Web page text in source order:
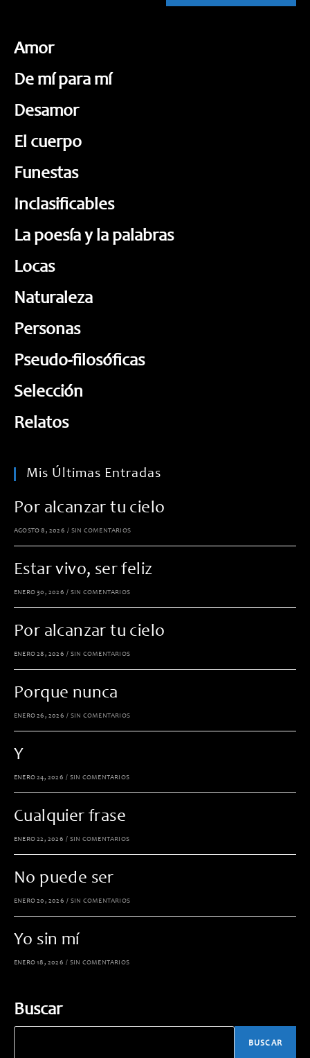
Amor
De mí para mí
Desamor
El cuerpo
Funestas
Inclasificables
La poesía y la palabras
Locas
Naturaleza
Personas
Pseudo-filosóficas
Selección
Relatos
Mis Últimas Entradas
Por alcanzar tu cielo
AGOSTO 8, 2026 / SIN COMENTARIOS
Estar vivo, ser feliz
ENERO 30, 2026 / SIN COMENTARIOS
Por alcanzar tu cielo
ENERO 28, 2026 / SIN COMENTARIOS
Porque nunca
ENERO 26, 2026 / SIN COMENTARIOS
Y
ENERO 24, 2026 / SIN COMENTARIOS
Cualquier frase
ENERO 22, 2026 / SIN COMENTARIOS
No puede ser
ENERO 20, 2026 / SIN COMENTARIOS
Yo sin mí
ENERO 18, 2026 / SIN COMENTARIOS
Buscar
BUSCAR